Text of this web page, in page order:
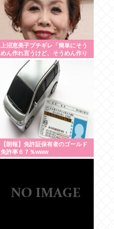
上沼恵美子ブチギレ「簡単にそう
めん作れ言うけど、そうめん作り
て地獄なんよ 」
【朗報】免許証保有者のゴールド
免許率６７％www